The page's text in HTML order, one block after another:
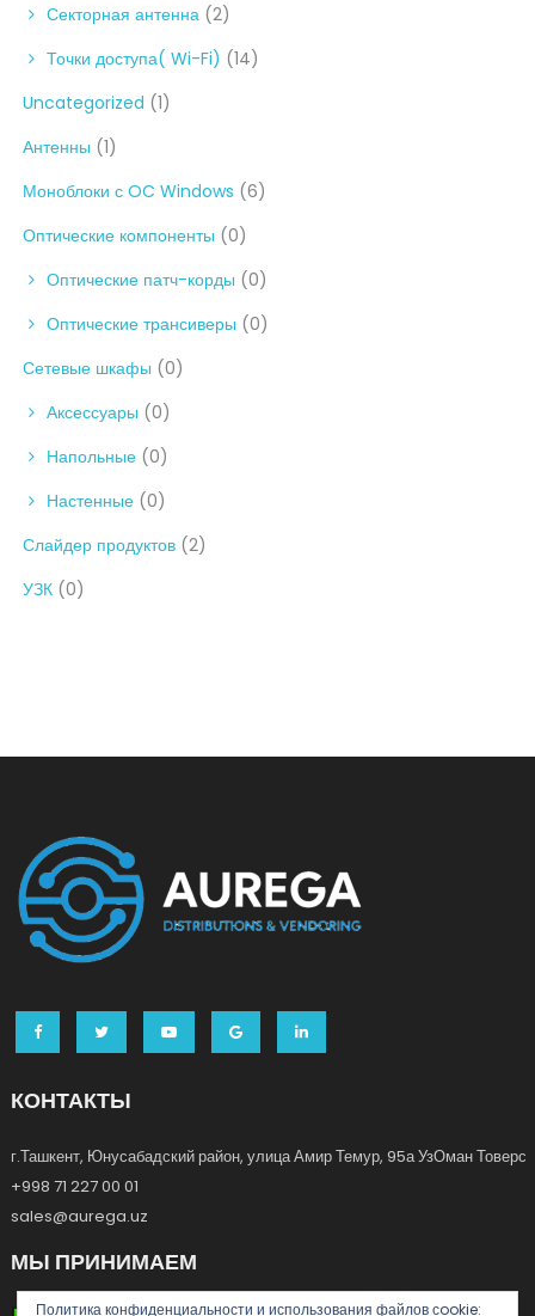
Секторная антенна (2)
Точки доступа( Wi-Fi) (14)
Uncategorized (1)
Антенны (1)
Моноблоки с OC Windows (6)
Оптические компоненты (0)
Оптические патч-корды (0)
Оптические трансиверы (0)
Сетевые шкафы (0)
Аксессуары (0)
Напольные (0)
Настенные (0)
Слайдер продуктов (2)
УЗК (0)
КОНТАКТЫ
г.Ташкент, Юнусабадский район, улица Амир Темур, 95а УзОман Товерс
+998 71 227 00 01
sales@aurega.uz
МЫ ПРИНИМАЕМ
Политика конфиденциальности и использования файлов сookie: